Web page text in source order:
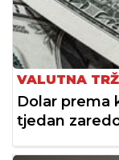
VALUTNA
Dolar prema
tjedan